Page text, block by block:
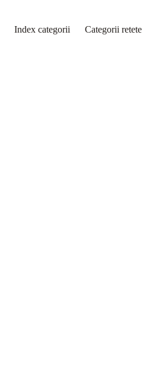
Index categorii Categorii retete